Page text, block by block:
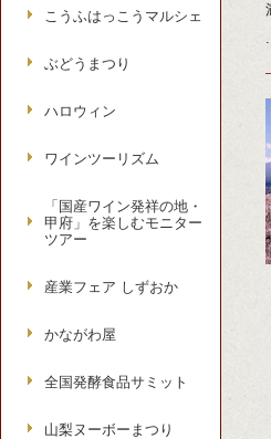
.
こうふはっこうマルシェ
ぶどうまつり
ハロウィン
ワインツーリズム
「国産ワイン発祥の地・
甲府」を楽しむモニター
ツアー
産業フェア しずおか
かながわ屋
全国発酵食品サミット
山梨ヌーボーまつり